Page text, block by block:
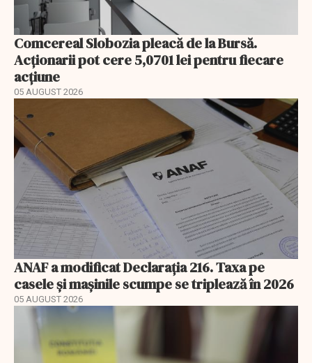
Comcereal Slobozia pleacă de la Bursă.
Acționarii pot cere 5,0701 lei pentru fiecare
acțiune
05 AUGUST 2026
ANAF a modificat Declarația 216. Taxa pe
casele și mașinile scumpe se triplează în 2026
05 AUGUST 2026